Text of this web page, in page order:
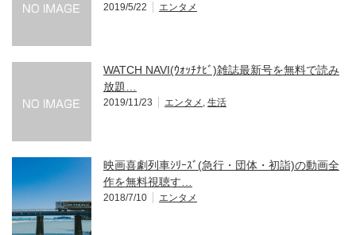
2019/5/22 エンタメ
WATCH NAVI(ｳｫｯﾁﾅﾋﾞ)雑誌最新号を無料で読み
放題…
2019/11/23 エンタメ 生活
映画喜劇列車ｼﾘｰｽﾞ(急行・団体・初詣)の動画全
作を無料視聴す…
2018/7/10 エンタメ